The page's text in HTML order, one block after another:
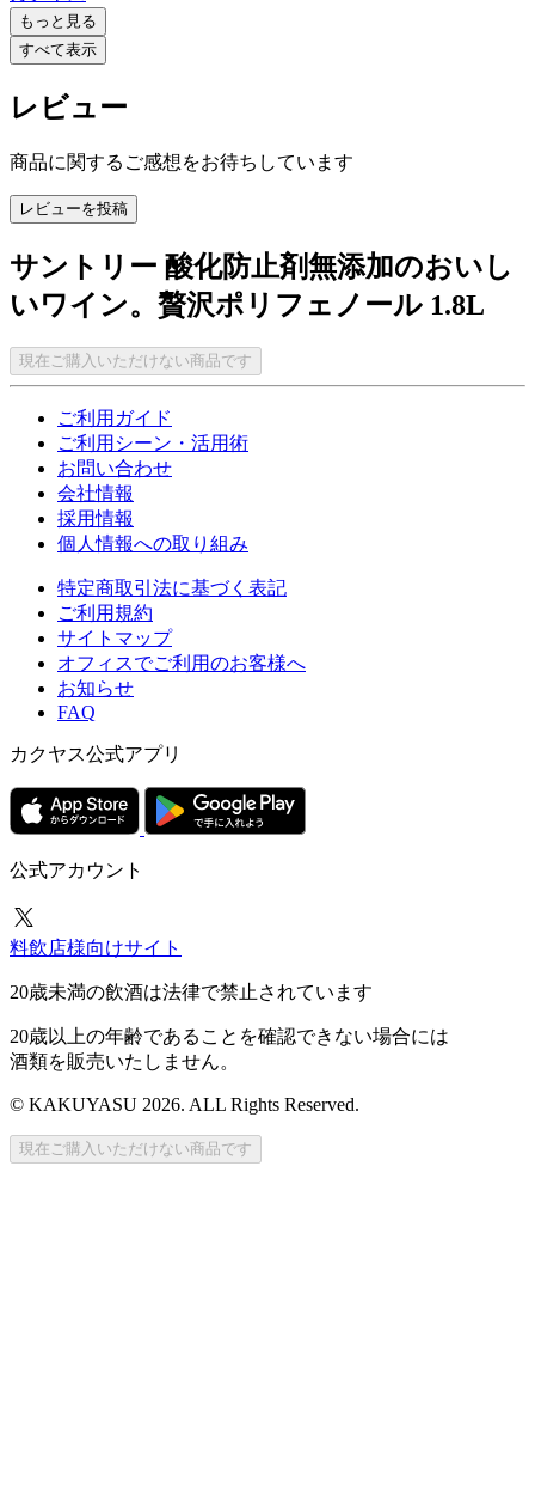
もっと見る
すべて表示
レビュー
商品に関するご感想をお待ちしています
レビューを投稿
サントリー 酸化防止剤無添加のおいし
いワイン。贅沢ポリフェノール 1.8L
現在ご購入いただけない商品です
ご利用ガイド
ご利用シーン・活用術
お問い合わせ
会社情報
採用情報
個人情報への取り組み
特定商取引法に基づく表記
ご利用規約
サイトマップ
オフィスでご利用のお客様へ
お知らせ
FAQ
カクヤス公式アプリ
公式アカウント
料飲店様向けサイト
20歳未満の飲酒は法律で禁止されています
20歳以上の年齢であることを確認できない場合には
酒類を販売いたしません。
© KAKUYASU 2026. ALL Rights Reserved.
現在ご購入いただけない商品です